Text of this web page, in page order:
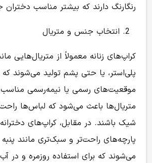
رنگارنگ دارند که بیشتر مناسب
انتخاب جنس و متریال
کراپ‌های زنانه معمولاً از متریال‌هایی
پلی‌استر، یا حتی پشم تولید می‌شوند که
موقعیت‌های رسمی یا نیمه‌رسمی
متریال‌ها باعث می‌شود که لباس‌ها
شیک باشند. در مقابل، کراپ‌های دخترانه
پارچه‌های راحت‌تر و سبک‌تری مانند
می‌شوند که برای استفاده روزمره و در